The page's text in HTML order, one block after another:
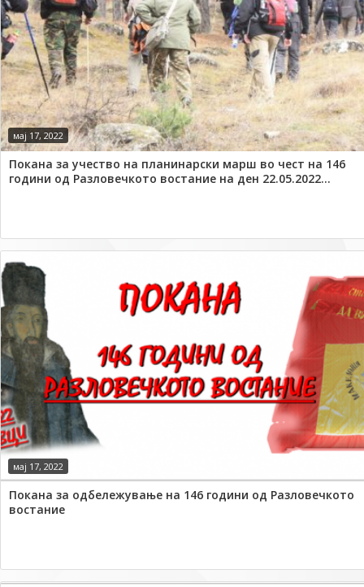
мај 17, 2022
Покана за учество на планинарски марш во чест на 146
години од Разловечкото востание на ден 22.05.2022...
мај 17, 2022
Покана за одбележување на 146 години од Разловечкото
востание